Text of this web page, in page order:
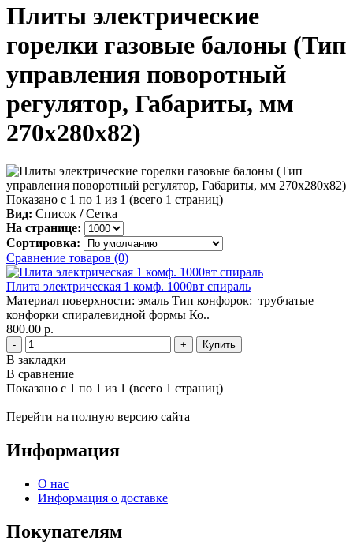
Плиты электрические
горелки газовые балоны (Тип
управления поворотный
регулятор, Габариты, мм
270х280х82)
Показано с 1 по 1 из 1 (всего 1 страниц)
Вид: Список / Сетка
На странице:
Сортировка:
Сравнение товаров (0)
Плита электрическая 1 комф. 1000вт спираль
Материал поверхности: эмаль Тип конфорок: трубчатые
конфорки спиралевидной формы Ко..
800.00 р.
- +
В закладки
В сравнение
Показано с 1 по 1 из 1 (всего 1 страниц)
Перейти на полную версию сайта
Информация
О нас
Информация о доставке
Покупателям